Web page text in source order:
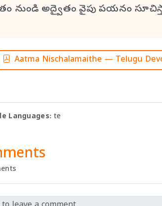
నుండి అద్వైతం వైపు పయనం
Aatma Nischalamaithe — Telugu
Languages: te